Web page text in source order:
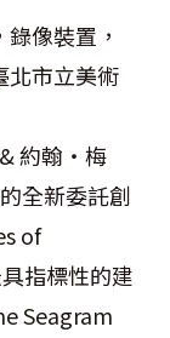
像裝置，
北市立美術
約翰・梅
全新委託創
of
指標性的建
Seagram